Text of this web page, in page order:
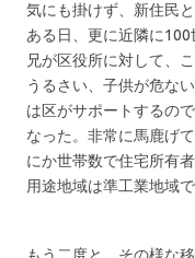
気にも掛けず、新住民
ある日、更に近隣に
兄が区役所に対して、
うるさい、子供が危な
は区がサポートするの
なった。非常に馬鹿げ
にか世帯数で住宅所有
用途地域は準工業地域で